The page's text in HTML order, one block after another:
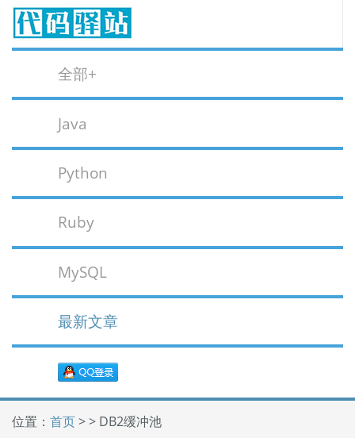
全部+
Java
Python
Ruby
MySQL
最新文章
位置： 首页> > DB2缓冲池